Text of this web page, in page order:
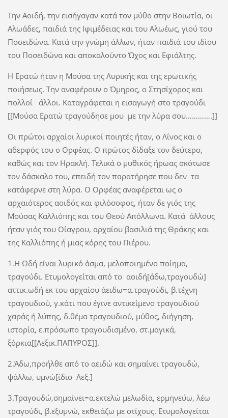
Την Αοιδή, την εισήγαγαν κατά τον μύθο στην Βοιωτία, οι
Αλωάδες, παιδιά της Ιφιμέδειας και του Αλωέως, γιού του
Ποσειδώνα. Κατά την γνώμη άλλων, ήταν παιδιά του ιδίου
του Ποσειδώνα και αποκαλούντο Ώχος και Εφιάλτης.
Η Ερατώ ήταν η Μούσα της Λυρικής και της ερωτικής
ποιήσεως. Την αναφέρουν ο Όμηρος, ο Στησίχορος και
πολλοί άλλοι. Καταγράφεται η εισαγωγή στο τραγούδι
[[Μούσα Ερατώ τραγούδησε μου με την λύρα σου………….]]
Οι πρώτοι αρχαίοι λυρικοί ποιητές ήταν, ο Λίνος και ο
αδερφός του ο Ορφέας. Ο πρώτος δίδαξε τον δεύτερο,
καθώς και τον Ηρακλή. Τελικά ο μυθικός ήρωας σκότωσε
τον δάσκαλο του, επειδή τον παρατήρησε που δεν τα
κατάφερνε στη λύρα. Ο Ορφέας αναφέρεται ως ο
αρχαιότερος αοιδός και φιλόσοφος, ήταν δε γιός της
Μούσας Καλλιόπης και του Θεού Απόλλωνα. Κατά άλλους
ήταν γιός του Οίαγρου, αρχαίου βασιλιά της Θράκης και
της Καλλιόπης ή μιας κόρης του Πιέρου.
1.Η Ωδή είναι λυρικό άσμα, μελοποιημένο ποίημα,
τραγούδι. Ετυμολογείται από το αοιδή[άδω,τραγουδώ]
αττικ.ωδή εκ του αρχαίου άειδω=α.τραγούδι, β.τέχνη
τραγουδιού, γ.κάτι που έγινε αντικείμενο τραγουδιού
χαράς ή λύπης, δ.θέμα τραγουδιού, μύθος, διήγηση,
ιστορία, ε.πρόσωπο τραγουδισμένο, στ.μαγικά,
ξόρκια[[Λεξικ.ΠΑΠΥΡΟΣ]].
2.Άδω,προήλθε από το αειδώ και σημαίνει τραγουδώ,
ψάλλω, υμνώ[ίδιο Λεξ.]
3.Τραγουδώ,σημαίνει=α.εκτελώ μελωδία, ερμηνεύω, λέω
τραγούδι, β.εξυμνώ, εκθειάζω με στίχους. Ετυμολογείται